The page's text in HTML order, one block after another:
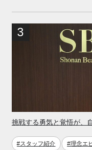
挑戦する勇気と覚悟が、
#スタッフ紹介 #理念エ